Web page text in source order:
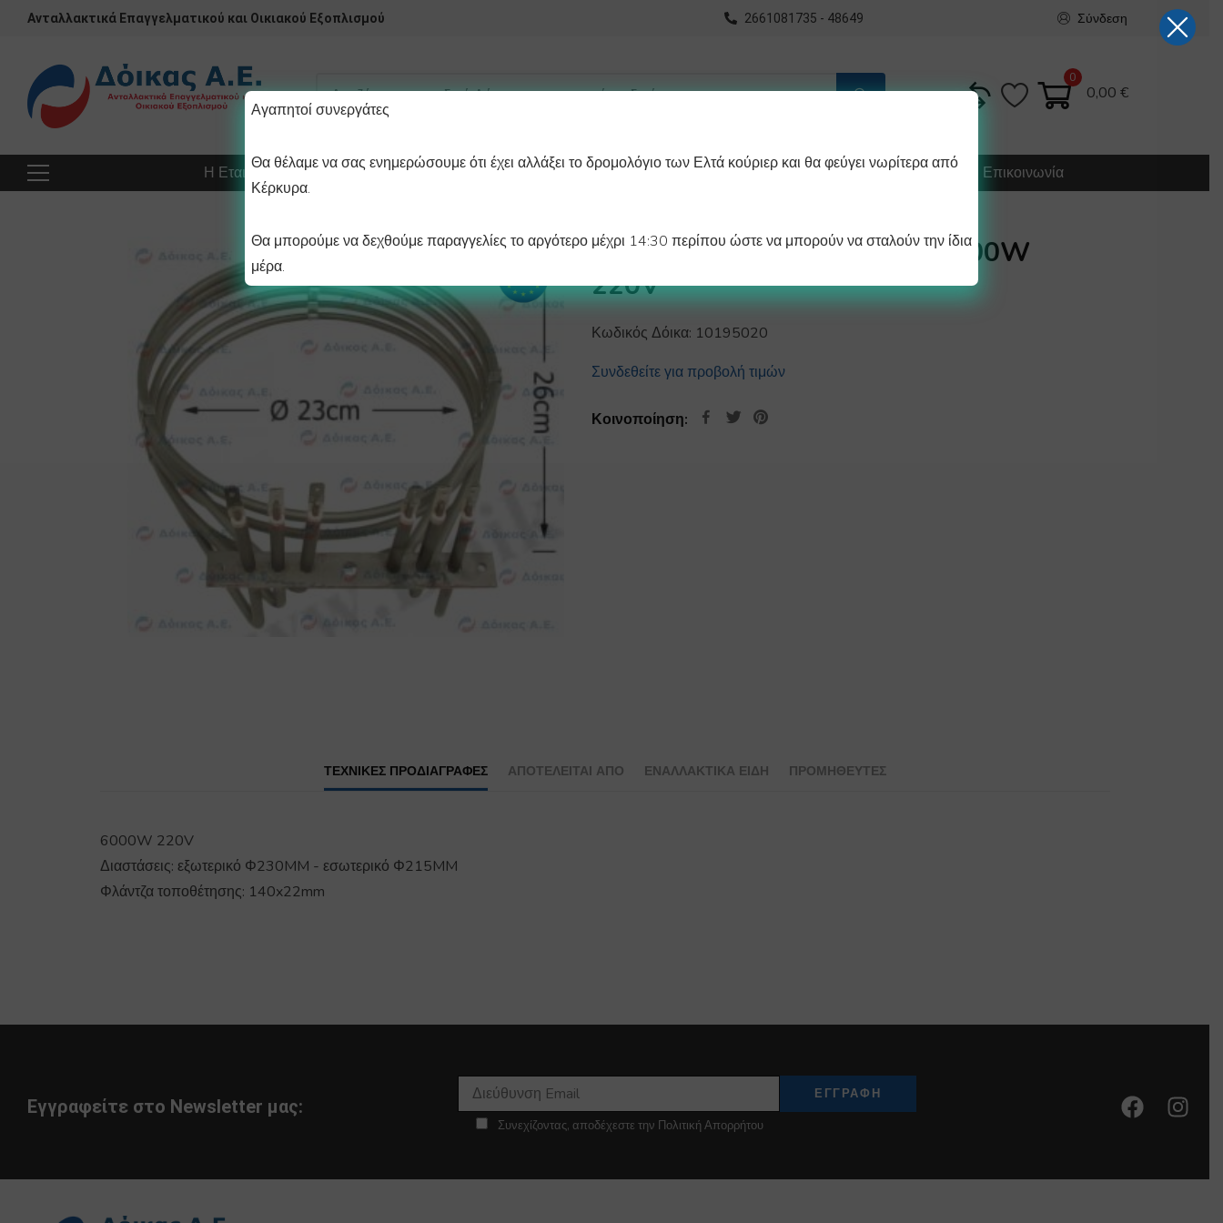
Ανταλλακτικά Επαγγελματικού και Οικιακού Εξοπλισμού 2661081735 - 48649 Σύνδεση
0
0,00€
Η Εταιρεία Προϊόντα Προχωρημένη Αναζήτηση Διαγράμματα Λάστιχα Ψυγείου Κατασκευή Οδηγίες Επικοινωνία
ΑΝΤΙΣΤΑΣΗ ΑΕΡΟΘΕΡΜΗ 6000W
220V
Κωδικός Δόικα: 10195020
Συνδεθείτε για προβολή τιμών
Κοινοποίηση:
ΤΕΧΝΙΚΕΣ ΠΡΟΔΙΑΓΡΑΦΕΣ ΑΠΟΤΕΛΕΊΤΑΙ ΑΠΌ ΕΝΑΛΛΑΚΤΙΚΆ ΕΊΔΗ ΠΡΟΜΗΘΕΥΤΕΣ
6000W 220V
Διαστάσεις: εξωτερικό Φ230MM - εσωτερικό Φ215MM
Φλάντζα τοποθέτησης: 140x22mm
Εγγραφείτε στο Newsletter μας:
Συνεχίζοντας, αποδέχεστε την Πολιτική Απορρήτου
Αγαπητοί συνεργάτες
Θα θέλαμε να σας ενημερώσουμε ότι έχει αλλάξει το δρομολόγιο των Ελτά κούριερ και θα φεύγει νωρίτερα από
Κέρκυρα.
Θα μπορούμε να δεχθούμε παραγγελίες το αργότερο μέχρι 14:30 περίπου ώστε να μπορούν να σταλούν την ίδια
μέρα.